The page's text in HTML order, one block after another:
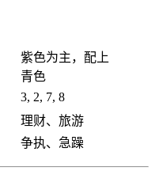
紫色为主，配上
青色
3, 2, 7, 8
理财、旅游
争执、急躁